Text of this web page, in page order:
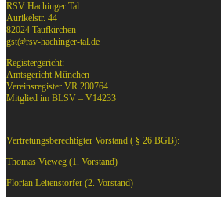
RSV Hachinger Tal
Aurikelstr. 44
82024 Taufkirchen
gst@rsv-hachinger-tal.de
Registergericht:
Amtsgericht München
Vereinsregister VR 200764
Mitglied im BLSV – V14233
Vertretungsberechtigter Vorstand ( § 26 BGB):
Thomas Vieweg (1. Vorstand)
Florian Leitenstorfer (2. Vorstand)